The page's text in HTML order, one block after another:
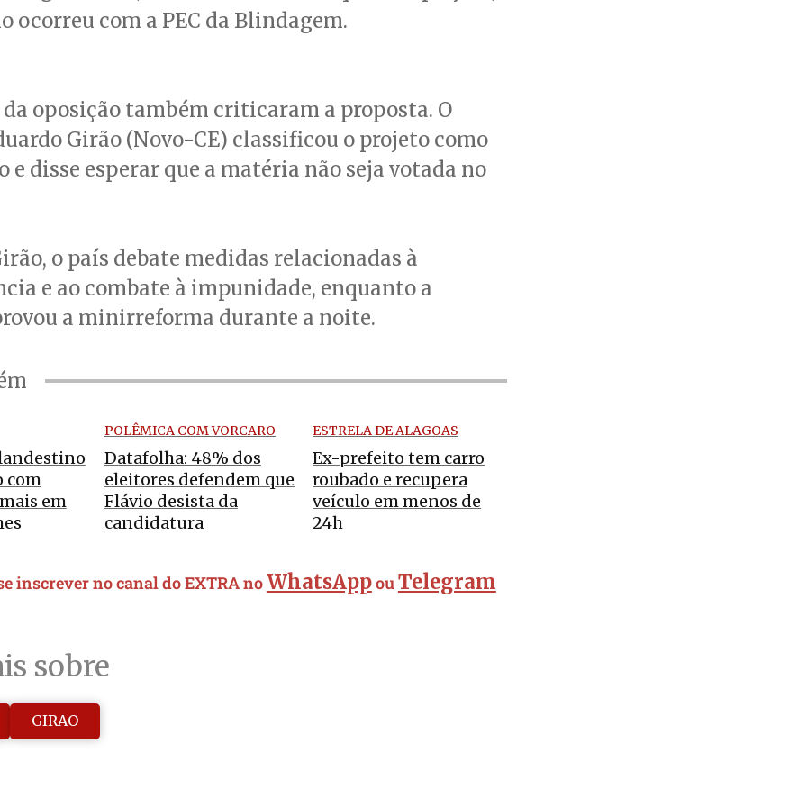
ocorreu com a PEC da Blindagem.
da oposição também criticaram a proposta. O
Girão (Novo-CE) classificou o projeto como
disse esperar que a matéria não seja votada no
o país debate medidas relacionadas à
e ao combate à impunidade, enquanto a
a minirreforma durante a noite.
com
em
POLÊMICA COM VORCARO
Datafolha: 48% dos
eleitores defendem que
Flávio desista da
candidatura
ESTRELA DE ALAGOAS
Ex-prefeito tem carro
roubado e recupera
veículo em menos de
24h
inscrever no canal do EXTRA noWhatsAppouTelegram
sobre
GIRAO